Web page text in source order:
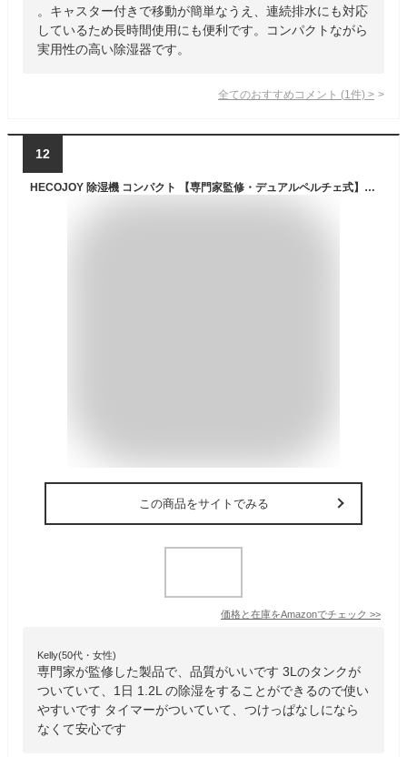
。キャスター付きで移動が簡単なうえ、連続排水にも対応
しているため長時間使用にも便利です。コンパクトながら
実用性の高い除湿器です。
全てのおすすめコメント (1 件) >
12
HECOJOY 除湿機 コンパクト 【専門家監修・デュアルペルチェ式】 強力除湿 最大除湿量1.2L/日 除湿器 空気清浄 湿度設定可能 切タイマー じょしつき 3L大容量タンク 満水お知らせ 静音運転 省エネ 温湿度表示 連続排水 梅雨対策 結露/カビ防止 湿気取り 部屋干し 6畳~20畳対応 寝室/リビング/脱衣所/クローゼットなどに適用 母の日 父の日ギフト
この商品をサイトでみる
価格と在庫をAmazonでチェック >>
Kelly(50代・女性)
専門家が監修した製品で、品質がいいです 3Lのタンクが
ついていて、1日 1.2L の除湿をすることができるので使い
やすいです タイマーがついていて、つけっぱなしになら
なくて安心です